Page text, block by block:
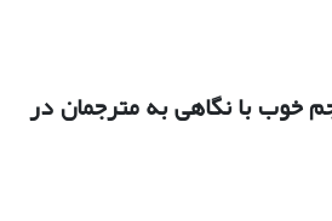
خوب با نگاهی به مترجمان در